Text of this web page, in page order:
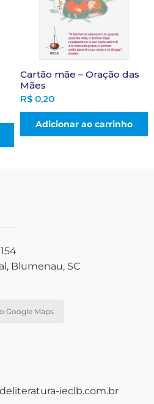
Cartão mãe – Oração das
Mães
R$ 0,20
Adicionar ao carrinho
Blumenau, SC
Google Maps
ieclb.com.br